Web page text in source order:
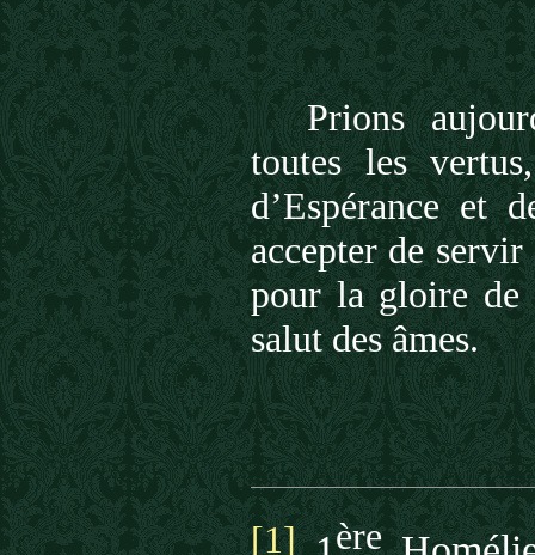
Prions
toutes les
d’Espérance et
accepter de
pour la gloire de
salut des âmes.
[1] ère